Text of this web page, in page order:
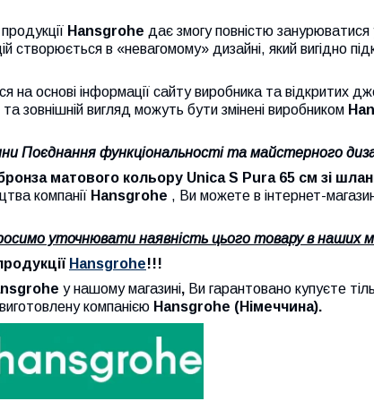
Hansgrohe дає змогу повністю занурюватися
створюється в «невагомому» дизайні, який вигідно
інформації сайту виробника та відкритих
зовнішній вигляд можуть бути змінені виробником
Поєднання функціональності та майстерного
матового кольору Unica S Pura 65 см зі
компанії Hansgrohe , Ви можете в інтернет-
уточнювати наявність цього товару в наших
Hansgrohe!!!
у нашому магазині, Ви гарантовано купуєте
компанією Hansgrohe (Німеччина).